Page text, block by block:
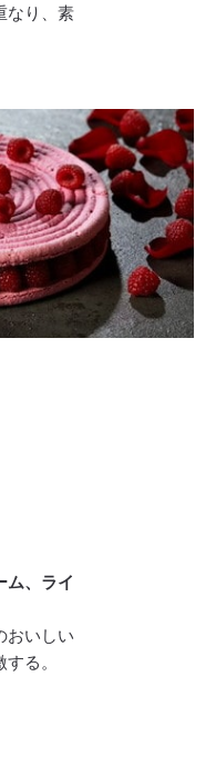
なり、素
ム、ライ
おいしい
る。